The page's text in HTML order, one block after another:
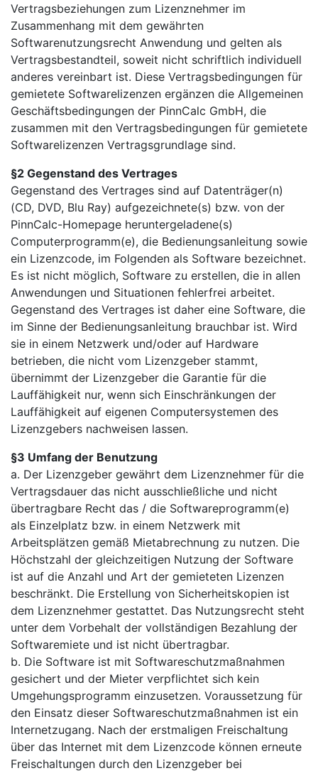
Vertragsbeziehungen zum Lizenznehmer im
Zusammenhang mit dem gewährten
Softwarenutzungsrecht Anwendung und gelten als
Vertragsbestandteil, soweit nicht schriftlich individuell
anderes vereinbart ist. Diese Vertragsbedingungen für
gemietete Softwarelizenzen ergänzen die Allgemeinen
Geschäftsbedingungen der PinnCalc GmbH, die
zusammen mit den Vertragsbedingungen für gemietete
Softwarelizenzen Vertragsgrundlage sind.
§2 Gegenstand des Vertrages
Gegenstand des Vertrages sind auf Datenträger(n)
(CD, DVD, Blu Ray) aufgezeichnete(s) bzw. von der
PinnCalc-Homepage heruntergeladene(s)
Computerprogramm(e), die Bedienungsanleitung sowie
ein Lizenzcode, im Folgenden als Software bezeichnet.
Es ist nicht möglich, Software zu erstellen, die in allen
Anwendungen und Situationen fehlerfrei arbeitet.
Gegenstand des Vertrages ist daher eine Software, die
im Sinne der Bedienungsanleitung brauchbar ist. Wird
sie in einem Netzwerk und/oder auf Hardware
betrieben, die nicht vom Lizenzgeber stammt,
übernimmt der Lizenzgeber die Garantie für die
Lauffähigkeit nur, wenn sich Einschränkungen der
Lauffähigkeit auf eigenen Computersystemen des
Lizenzgebers nachweisen lassen.
§3 Umfang der Benutzung
a. Der Lizenzgeber gewährt dem Lizenznehmer für die
Vertragsdauer das nicht ausschließliche und nicht
übertragbare Recht das / die Softwareprogramm(e)
als Einzelplatz bzw. in einem Netzwerk mit
Arbeitsplätzen gemäß Mietabrechnung zu nutzen. Die
Höchstzahl der gleichzeitigen Nutzung der Software
ist auf die Anzahl und Art der gemieteten Lizenzen
beschränkt. Die Erstellung von Sicherheitskopien ist
dem Lizenznehmer gestattet. Das Nutzungsrecht steht
unter dem Vorbehalt der vollständigen Bezahlung der
Softwaremiete und ist nicht übertragbar.
b. Die Software ist mit Softwareschutzmaßnahmen
gesichert und der Mieter verpflichtet sich kein
Umgehungsprogramm einzusetzen. Voraussetzung für
den Einsatz dieser Softwareschutzmaßnahmen ist ein
Internetzugang. Nach der erstmaligen Freischaltung
über das Internet mit dem Lizenzcode können erneute
Freischaltungen durch den Lizenzgeber bei